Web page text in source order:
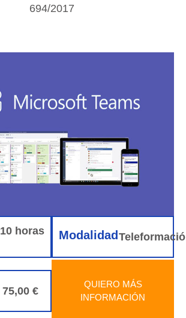
694/2017
10 horas Modalidad
75,00 €
QUIERO MÁS
INFORMACIÓN